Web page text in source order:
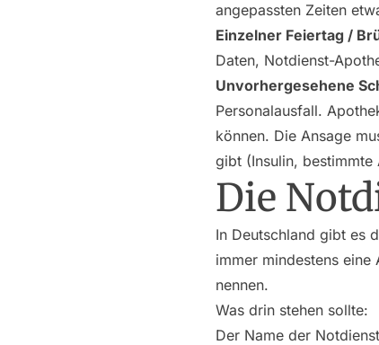
angepassten Zeiten
Einzelner Feiertag /
Daten, Notdienst-
Unvorhergesehene
Personalausfall.
können. Die Ansage
gibt (Insulin,
Die
In Deutschland gibt es
immer mindestens
nennen.
Was drin stehen sollte:
Der Name der